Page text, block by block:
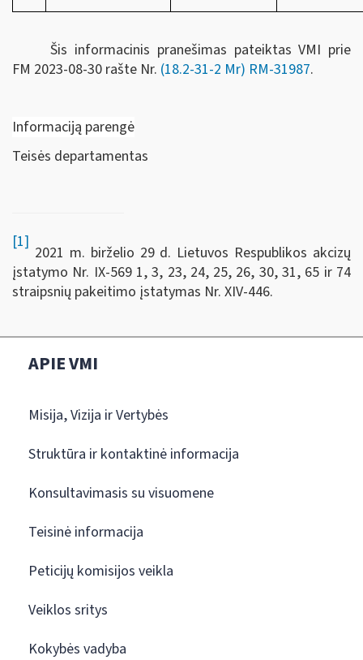
Šis informacinis pranešimas pateiktas VMI prie
FM 2023-08-30 rašte Nr. (18.2-31-2 Mr) RM-31987.
Informaciją parengė
Teisės departamentas
[1]
2021 m. birželio 29 d. Lietuvos Respublikos akcizų
įstatymo Nr. IX-569 1, 3, 23, 24, 25, 26, 30, 31, 65 ir 74
straipsnių pakeitimo įstatymas Nr. XIV-446.
APIE VMI
Misija, Vizija ir Vertybės
Struktūra ir kontaktinė informacija
Konsultavimasis su visuomene
Teisinė informacija
Peticijų komisijos veikla
Veiklos sritys
Kokybės vadyba